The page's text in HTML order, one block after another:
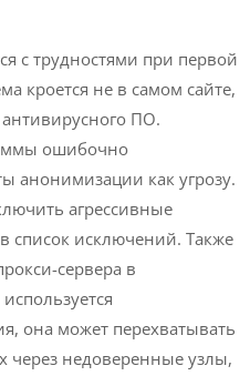
с трудностями при первой
кроется не в самом сайте,
ПО.
ошибочно
анонимизации как угрозу.
агрессивные
список исключений. Также
сервера в
она может перехватывать
через недоверенные узлы,